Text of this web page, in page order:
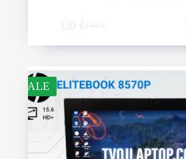
120 €
SALE